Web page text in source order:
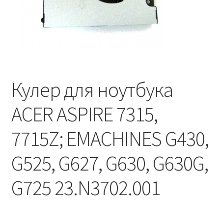
Кулер для ноутбука
ACER ASPIRE 7315,
7715Z; EMACHINES G430,
G525, G627, G630, G630G,
G725 23.N3702.001